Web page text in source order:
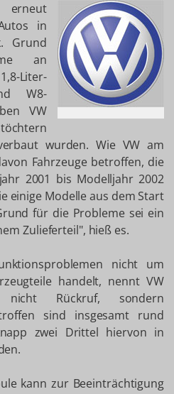
in
Grund
an
Liter-
W8-
VW
wurden. Wie VW am
Fahrzeuge betroffen, die
2001 bis Modelljahr 2002
einige Modelle aus dem Start
für die Probleme sei ein
Zulieferteil", hieß es.
nicht um
handelt, nennt VW
Rückruf, sondern
sind insgesamt rund
zwei Drittel hiervon in
kann zur Beeinträchtigung